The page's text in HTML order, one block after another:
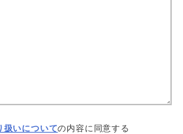
扱いについての内容に同意する